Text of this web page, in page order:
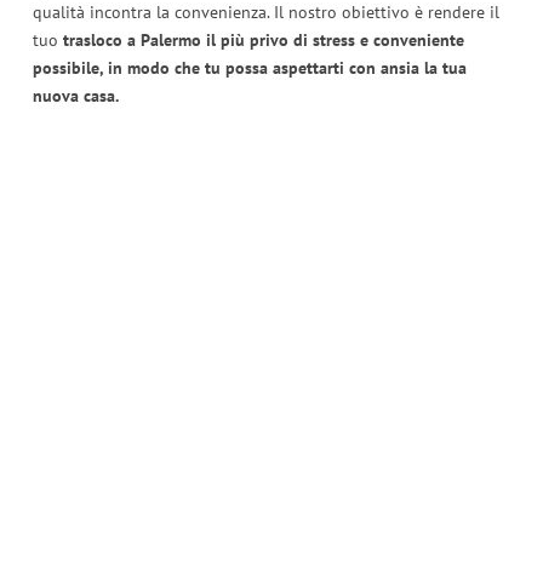
qualità incontra la convenienza. Il nostro obiettivo è rendere il
tuo trasloco a Palermo il più privo di stress e conveniente
possibile, in modo che tu possa aspettarti con ansia la tua
nuova casa.